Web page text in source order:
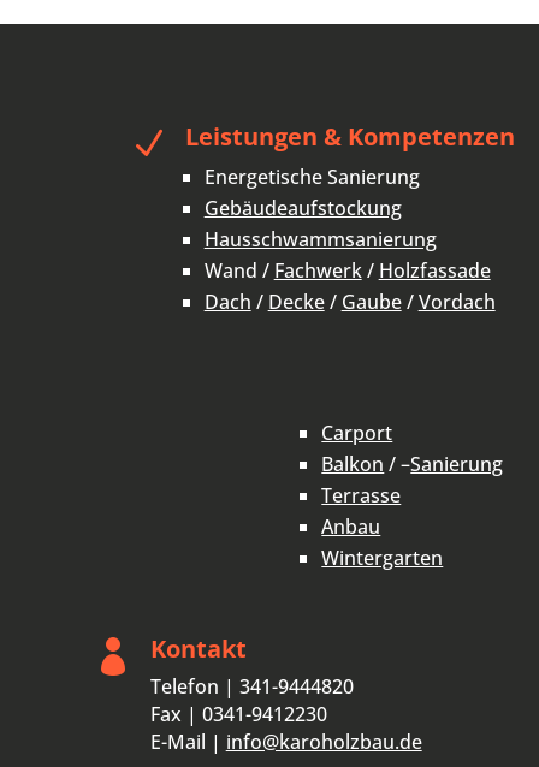
N Leistungen & Kompetenzen
Energetische Sanierung
Gebäudeaufstockung
Hausschwammsanierung
Wand / Fachwerk/ Holzfassade
Dach / Decke/ Gaube/Vordach
Carport
Balkon / –Sanierung
Terrasse
Anbau
Wintergarten
 Kontakt
Telefon | 341-9444820
Fax | 0341-9412230
E-Mail | info@karoholzbau.de